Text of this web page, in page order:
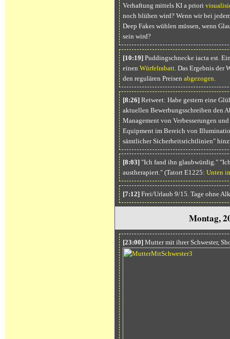
Verhaftung mittels KI a priori
noch blühen wird? Wenn wir bei
Deep Fakes wühlen müssen, wenn
sein wird?
[10:19]Puddingschnecke iacta est.
einen Würfelrabatt. Das Ergebnis der
den regulären Preisen abgezogen
[8:26]Retweet: Habe gestern eine
aktuellen Bewerbungsschreiben den
Management von Verbesserungen
Equipment im Bereich von
sämtlicher Sicherheitsrichtlinien"
[8:03]"Ich fand ihn glaubwürdig."
austherapiert." (Tatort E1225: Unten
[7:12]Frei/Urlaub 9/15. Tage ohne
Montag,
[23:00]Mutter mit ihrer Schwester,